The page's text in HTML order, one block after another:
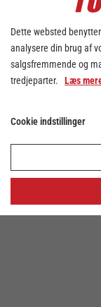
Dette websted
analysere din brug af
salgsfremmende og
tredjeparter. Læs
Cookie indstillinger